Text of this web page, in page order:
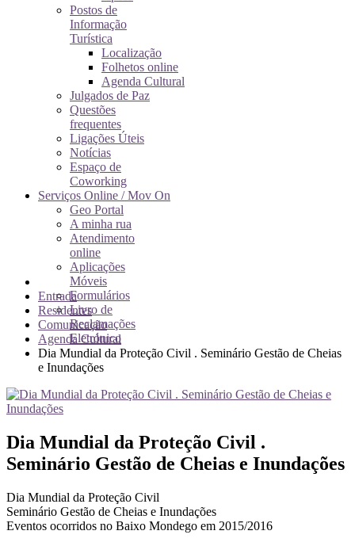
Postos de
Informação
Turística
Localização
Folhetos online
Agenda Cultural
Julgados de Paz
Questões
frequentes
Ligações Úteis
Notícias
Espaço de
Coworking
Serviços Online / Mov On
Geo Portal
A minha rua
Atendimento
online
Aplicações
Móveis
Formulários
Livro de
Reclamações
Eletrónico
Entrada
Residentes
Comunicação
Agenda Cultural
Dia Mundial da Proteção Civil . Seminário Gestão de Cheias
e Inundações
Dia Mundial da Proteção Civil .
Seminário Gestão de Cheias e Inundações
Dia Mundial da Proteção Civil
Seminário Gestão de Cheias e Inundações
Eventos ocorridos no Baixo Mondego em 2015/2016